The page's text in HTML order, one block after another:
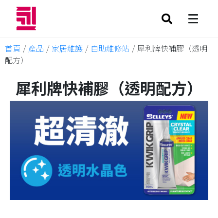
首頁 / 產品 / 家居維護 / 自助維修站 / 犀利牌快補膠（透明
配方）
犀利牌快補膠（透明配方）